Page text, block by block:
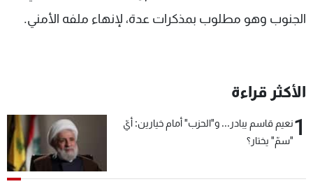
الجنوب وهو مطلوب بمذكرات عدة، لإنهاء ملفه الأمني.
الأكثر قراءة
1نعيم قاسم يبادر... و"الحزب" أمام خيارين: أيّ
"سمّ" يختار؟